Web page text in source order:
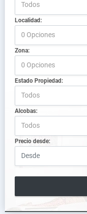
Todos
Localidad:
0 Opciones
Zona:
0 Opciones
Estado Propiedad:
Todos
Alcobas:
Todos
Precio desde: